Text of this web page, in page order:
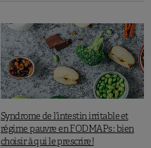
Syndrome de l’intestin irritable et
régime pauvre en FODMAPs : bien
choisir à qui le prescrire !